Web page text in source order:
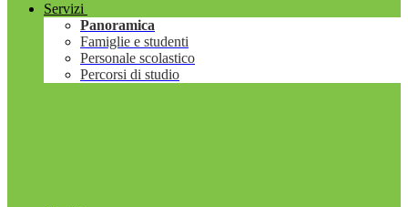
Servizi
Panoramica
Famiglie e studenti
Personale scolastico
Percorsi di studio